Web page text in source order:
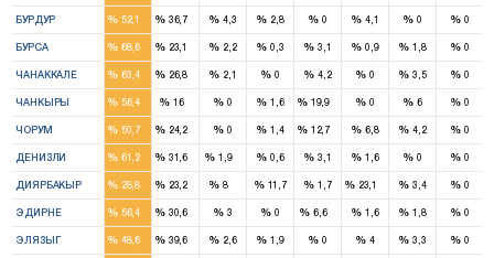
БУРДУР %52,1 %36,7 % 4,3 % 2,8 % 0 % 4,1 % 0 % 0
БУРСА %68,6 %23,1 % 2,2 % 0,3 % 3,1 % 0,9 % 1,8 % 0
ЧАНАККАЛЕ %63,4 %26,8 % 2,1 % 0 % 4,2 % 0 % 3,5 % 0
ЧАНКЫРЫ %56,4 %16 % 0 % 1,6 %19,9 % 0 % 6 % 0
ЧОРУМ %50,7 %24,2 % 0 % 1,4 %12,7 % 6,8 % 4,2 % 0
ДЕНИЗЛИ %61,2 %31,6 % 1,9 % 0,6 % 3,1 % 1,6 % 0 % 0
ДИЯРБАКЫР %28,8 %23,2 % 8 %11,7 % 1,7 %23,1 % 3,4 % 0
ЭДИРНЕ %56,4 %30,6 % 3 % 0 % 6,6 % 1,6 % 1,8 % 0
ЭЛЯЗЫГ %48,6 %39,6 % 2,6 % 1,9 % 0 % 4 % 3,3 % 0